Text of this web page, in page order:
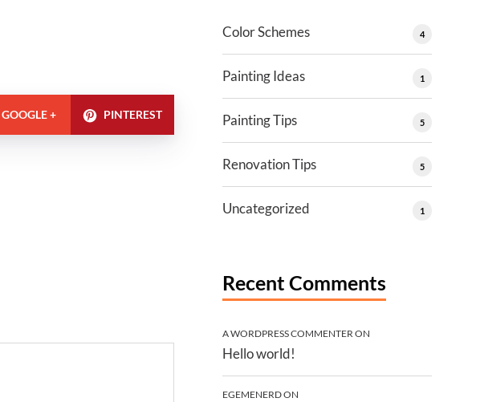
GOOGLE + PINTEREST
Color Schemes 4
Painting Ideas 1
Painting Tips 5
Renovation Tips 5
Uncategorized 1
Recent Comments
A WORDPRESS COMMENTERON
Hello world!
EGEMENERDON